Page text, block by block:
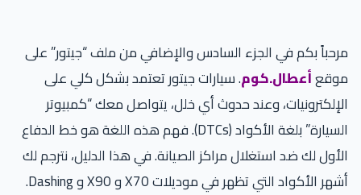
مرحباً بكم في الجزء السادس والإضافي من ملف “جيتور” على
موقعأعطال.كوم. سيارات جيتور تعتمد بشكل كلي على
الإلكترونيات، وعند حدوث أي خلل، يتواصل معك “كمبيوتر
السيارة” بلغة الأكواد (DTCs). فهم هذه اللغة هو خط الدفاع
الأول لك ضد استغلال مراكز الصيانة. في هذا الدليل، نترجم لك
أشهر الأكواد التي تظهر في موديلات X70 و X90 و Dashing.